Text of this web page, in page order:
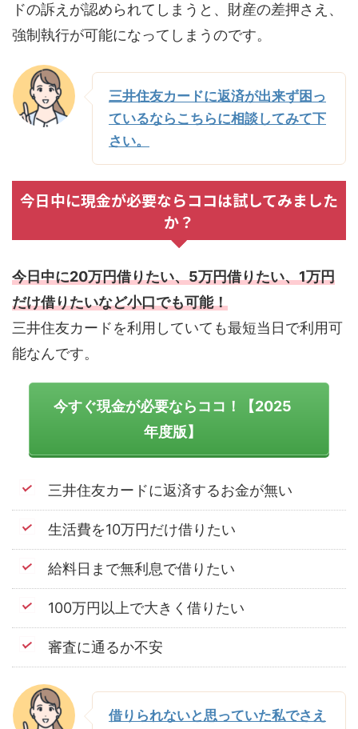
ドの訴えが認められてしまうと、財産の差押さえ、
強制執行が可能になってしまうのです。
三井住友カードに返済が出来ず困っ
ているならこちらに相談してみて下
さい。
今日中に現金が必要ならココは試してみました
か？
今日中に20万円借りたい、5万円借りたい、1万円
だけ借りたいなど小口でも可能！
三井住友カードを利用していても最短当日で利用可
能なんです。
今すぐ現金が必要ならココ！【2025
年度版】
三井住友カードに返済するお金が無い
生活費を10万円だけ借りたい
給料日まで無利息で借りたい
100万円以上で大きく借りたい
審査に通るか不安
借りられないと思っていた私でさえ